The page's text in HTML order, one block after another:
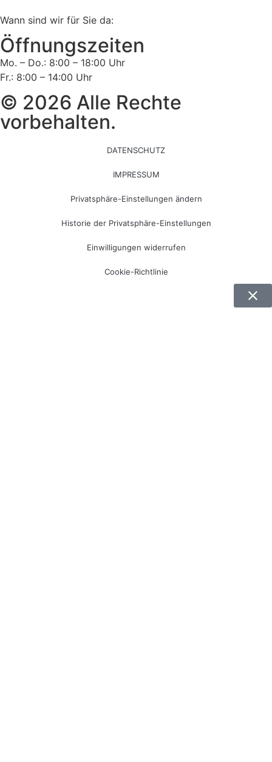
Wann sind wir für Sie da:
Öffnungszeiten
Mo. – Do.: 8:00 – 18:00 Uhr
Fr.: 8:00 – 14:00 Uhr
© 2026 Alle Rechte
vorbehalten.
DATENSCHUTZ
IMPRESSUM
Privatsphäre-Einstellungen ändern
Historie der Privatsphäre-Einstellungen
Einwilligungen widerrufen
Cookie-Richtlinie